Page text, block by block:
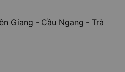
Giang - Cầu Ngang - Trà